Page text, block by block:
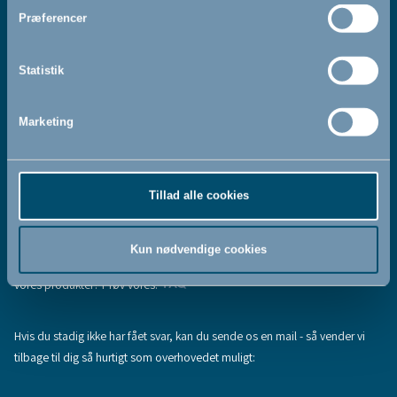
Præferencer
Statistik
Marketing
Tillad alle cookies
Kun nødvendige cookies
læst og accepteret vores
Cookiepolitik
Tilmeld
Fandt du ikke den information, du søgte, eller har du flere spørgsmål til
vores produkter? Prøv vores:FAQ
Hvis du stadig ikke har fået svar, kan du sende os en mail - så vender vi
tilbage til dig så hurtigt som overhovedet muligt: